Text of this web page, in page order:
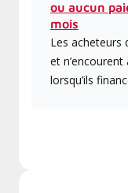
ou aucun
mois
Les acheteurs
et
lorsqu’ils